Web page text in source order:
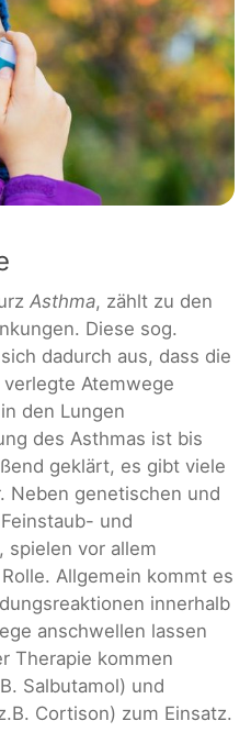
Asthma, zählt zu den
Diese sog.
dadurch aus, dass die
Atemwege
den Lungen
des Asthmas ist bis
geklärt, es gibt viele
Neben genetischen und
und
spielen vor allem
Allgemein kommt es
innerhalb
anschwellen lassen
Therapie kommen
Salbutamol) und
Cortison) zum Einsatz.